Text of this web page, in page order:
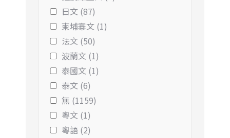
日文 (87)
柬埔寨文 (1)
法文 (50)
波蘭文 (1)
泰國文 (1)
泰文 (6)
無 (1159)
粵文 (1)
粵語 (2)